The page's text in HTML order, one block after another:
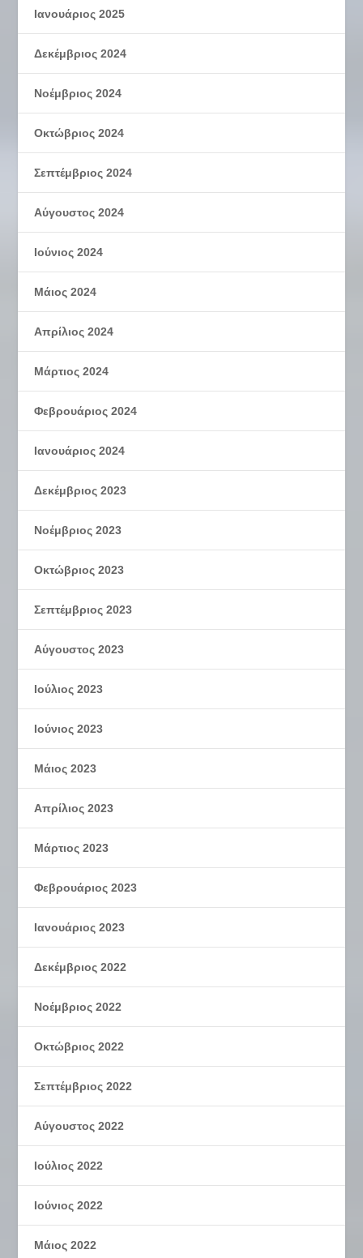
Ιανουάριος 2025
Δεκέμβριος 2024
Νοέμβριος 2024
Οκτώβριος 2024
Σεπτέμβριος 2024
Αύγουστος 2024
Ιούνιος 2024
Μάιος 2024
Απρίλιος 2024
Μάρτιος 2024
Φεβρουάριος 2024
Ιανουάριος 2024
Δεκέμβριος 2023
Νοέμβριος 2023
Οκτώβριος 2023
Σεπτέμβριος 2023
Αύγουστος 2023
Ιούλιος 2023
Ιούνιος 2023
Μάιος 2023
Απρίλιος 2023
Μάρτιος 2023
Φεβρουάριος 2023
Ιανουάριος 2023
Δεκέμβριος 2022
Νοέμβριος 2022
Οκτώβριος 2022
Σεπτέμβριος 2022
Αύγουστος 2022
Ιούλιος 2022
Ιούνιος 2022
Μάιος 2022